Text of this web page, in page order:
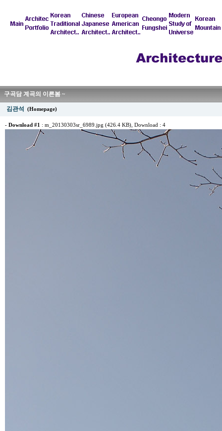
구곡담 계곡의 이른봄 ~
김관석 (Homepage)
- Download #1 : m_20130303sr_6989.jpg (426.4 KB) , Download : 4